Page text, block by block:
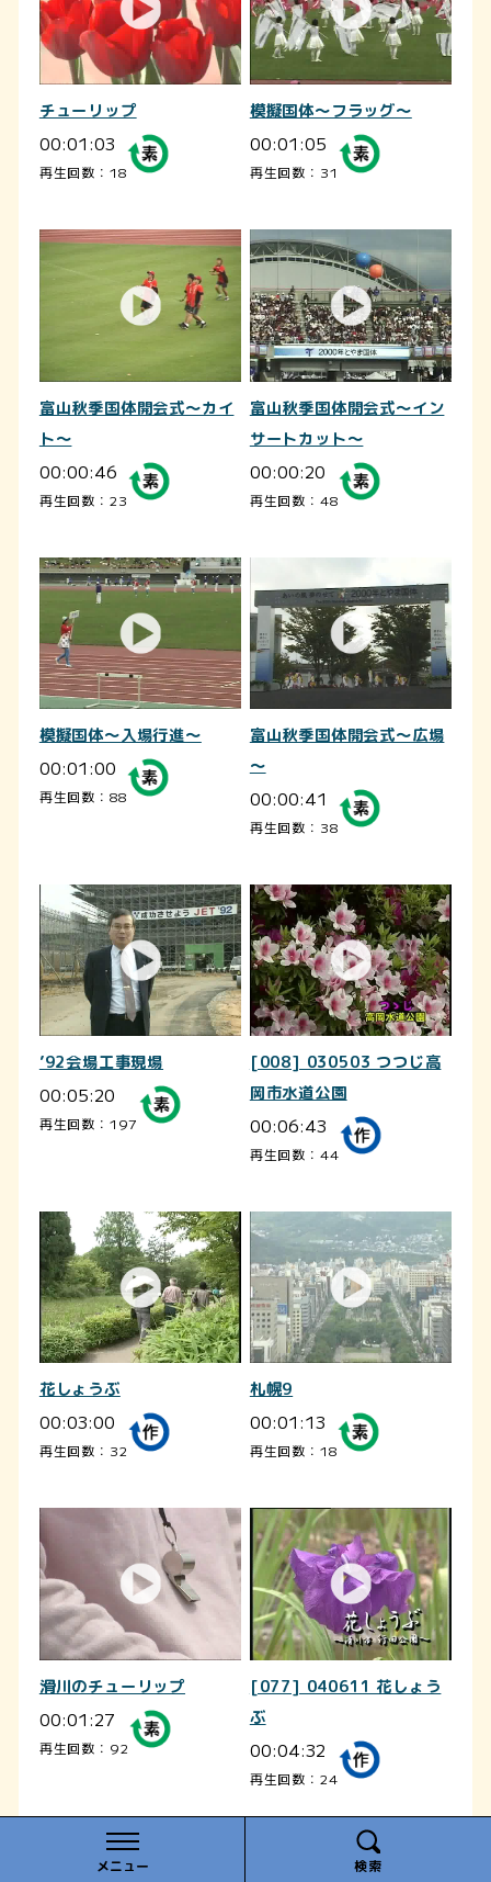
メニュー 検索
チューリップ
00:01:03
再生回数：18
模擬国体～フラッグ～
00:01:05
再生回数：31
富山秋季国体開会式～カイ
ト～
00:00:46
再生回数：23
富山秋季国体開会式～イン
サートカット～
00:00:20
再生回数：48
模擬国体～入場行進～
00:01:00
再生回数：88
富山秋季国体開会式～広場
～
00:00:41
再生回数：38
’92会場工事現場
00:05:20
再生回数：197
[008] 030503 つつじ高
岡市水道公園
00:06:43
再生回数：44
花しょうぶ
00:03:00
再生回数：32
札幌9
00:01:13
再生回数：18
滑川のチューリップ
00:01:27
再生回数：92
[077] 040611 花しょう
ぶ
00:04:32
再生回数：24